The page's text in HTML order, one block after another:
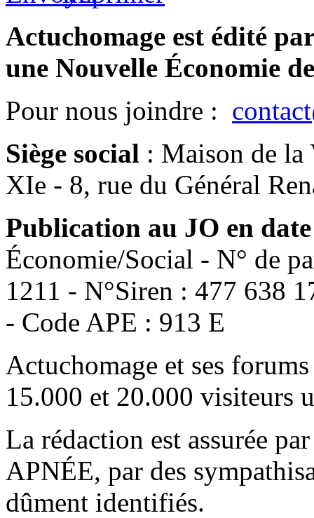
Actuchomage est édité
une Nouvelle Économie
Pour nous joindre :
Siège social : Maison de la
XIe - 8, rue du Général
Publication au JO en
Économie/Social - N° de
1211 - N°Siren : 477 638
- Code APE : 913 E
Actuchomage et ses
15.000 et 20.000 visiteurs
La rédaction est assurée
APNÉE, par des
dûment identifiés.